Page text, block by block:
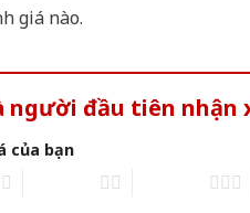
giá nào.
người đầu tiên nhận
của bạn